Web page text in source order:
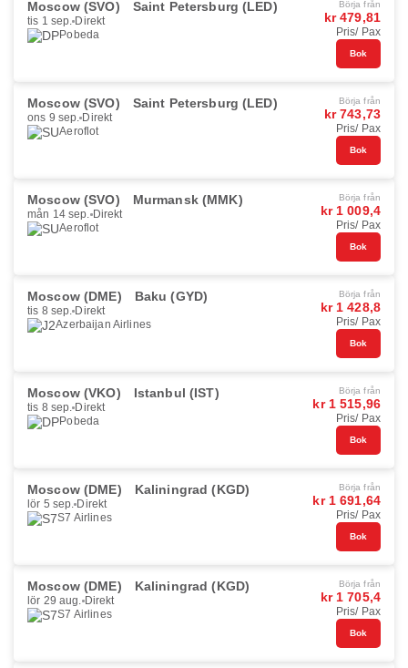
Moscow (SVO) Saint Petersburg (LED)
tis 1 sep. Direkt
Pobeda
Börja från
kr 479,81
Pris/ Pax
Bok
Moscow (SVO) Saint Petersburg (LED)
ons 9 sep. Direkt
Aeroflot
Börja från
kr 743,73
Pris/ Pax
Bok
Moscow (SVO) Murmansk (MMK)
mån 14 sep. Direkt
Aeroflot
Börja från
kr 1 009,4
Pris/ Pax
Bok
Moscow (DME) Baku (GYD)
tis 8 sep. Direkt
Azerbaijan Airlines
Börja från
kr 1 428,8
Pris/ Pax
Bok
Moscow (VKO) Istanbul (IST)
tis 8 sep. Direkt
Pobeda
Börja från
kr 1 515,96
Pris/ Pax
Bok
Moscow (DME) Kaliningrad (KGD)
lör 5 sep. Direkt
S7 Airlines
Börja från
kr 1 691,64
Pris/ Pax
Bok
Moscow (DME) Kaliningrad (KGD)
lör 29 aug. Direkt
S7 Airlines
Börja från
kr 1 705,4
Pris/ Pax
Bok